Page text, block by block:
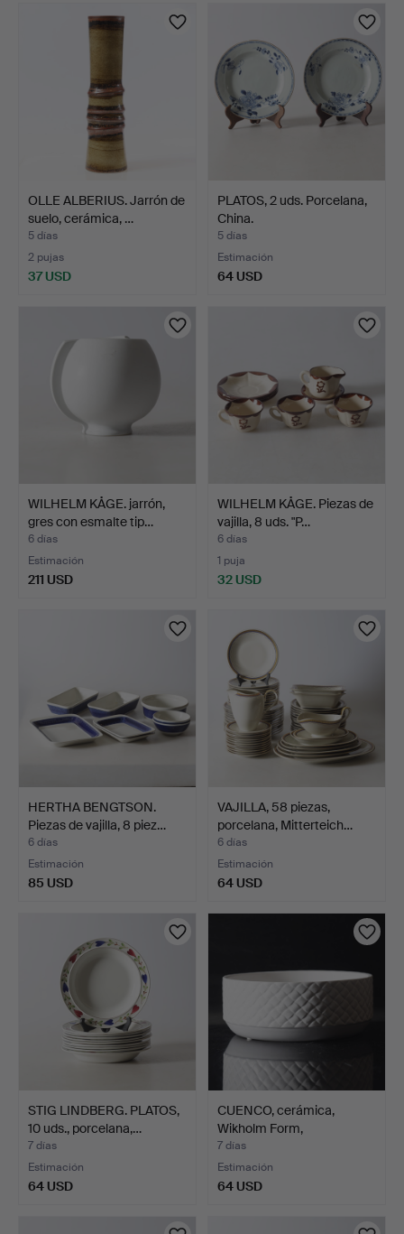
OLLE ALBERIUS. Jarrón de
suelo, cerámica, …
5 días
2 pujas
37 USD
PLATOS, 2 uds. Porcelana,
China.
5 días
Estimación
64 USD
WILHELM KÅGE. jarrón,
gres con esmalte tip…
6 días
Estimación
211 USD
WILHELM KÅGE. Piezas de
vajilla, 8 uds. "P…
6 días
1 puja
32 USD
HERTHA BENGTSON.
Piezas de vajilla, 8 piez…
6 días
Estimación
85 USD
VAJILLA, 58 piezas,
porcelana, Mitterteich…
6 días
Estimación
64 USD
STIG LINDBERG. PLATOS,
10 uds., porcelana,…
7 días
Estimación
64 USD
CUENCO, cerámica,
Wikholm Form,
contemporá…
7 días
Estimación
64 USD